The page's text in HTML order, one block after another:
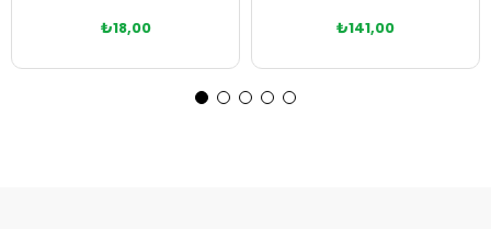
₺18,00 ₺141,00